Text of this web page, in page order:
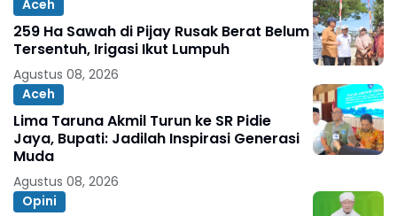
Aceh
259 Ha Sawah di Pijay Rusak Berat Belum
Tersentuh, Irigasi Ikut Lumpuh
Agustus 08, 2026
Aceh
Lima Taruna Akmil Turun ke SR Pidie
Jaya, Bupati: Jadilah Inspirasi Generasi
Muda
Agustus 08, 2026
Opini